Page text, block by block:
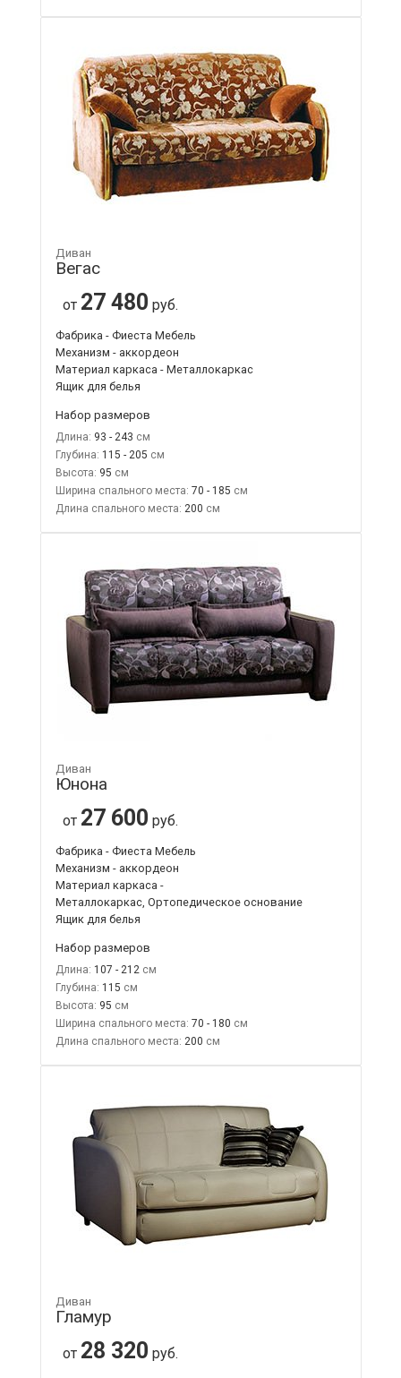
Диван
Вегас
от 27 480 руб.
Фабрика - Фиеста Мебель
Механизм - аккордеон
Материал каркаса - Металлокаркас
Ящик для белья
Набор размеров
Длина: 93 - 243
Глубина: 115 - 205
Высота: 95
Ширина спального места: 70 - 185
Длина спального места: 200
Диван
Юнона
от 27 600 руб.
Фабрика - Фиеста Мебель
Механизм - аккордеон
Материал каркаса -
Металлокаркас, Ортопедическое основание
Ящик для белья
Набор размеров
Длина: 107 - 212
Глубина: 115
Высота: 95
Ширина спального места: 70 - 180
Длина спального места: 200
Диван
Гламур
от 28 320 руб.